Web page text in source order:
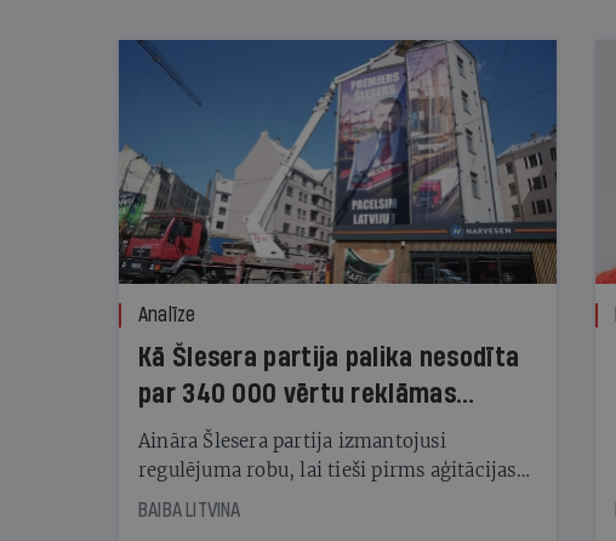
Analīze
Kā Šlesera partija palika nesodīta
par 340 000 vērtu reklāmas
kampaņu
Aināra Šlesera partija izmantojusi
regulējuma robu, lai tieši pirms aģitācijas
starta izreklamētos par summu, kas
BAIBA LITVINA